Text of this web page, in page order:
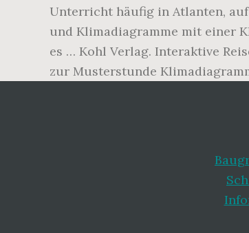
Unterricht häufig in Atlanten,
und Klimadiagramme mit einer
es … Kohl Verlag. Interaktive
zur Musterstunde